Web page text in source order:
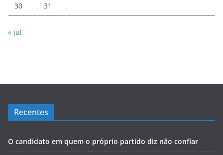
30 31
« jul
Recentes
O candidato em quem o próprio partido diz não confiar